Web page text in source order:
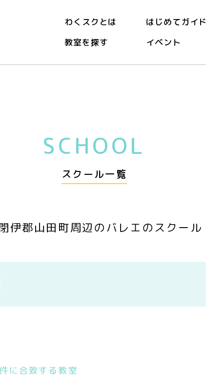
わくスクとは はじめてガイド
教室を探す
イベント
SCHOOL
スクール一覧
伊郡山田町周辺のバレエのスクール
に合致する教室